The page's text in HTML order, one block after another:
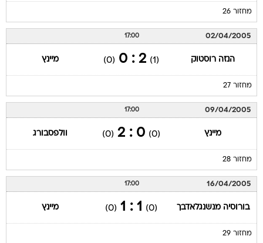
מחזור 26
02/04/2005
17:00
הנזה רוסטוק (1)
2 : 0
(0) מיינץ
מחזור 27
09/04/2005
17:00
מיינץ (0)
0 : 2
(0) וולפסבורג
מחזור 28
16/04/2005
17:00
בורוסיה מנשנגלאדבך (0)
1 : 1
(0) מיינץ
מחזור 29